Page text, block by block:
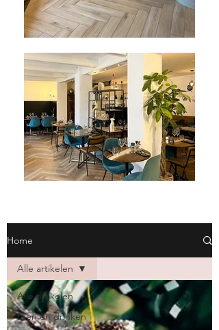
Home
Alle artikelen
Eten en drinken
Alle artikelen